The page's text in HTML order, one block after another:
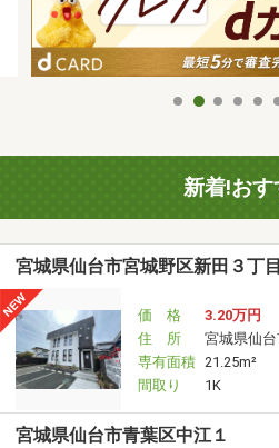
新着!おす
宮城県仙台市宮城野区新田３丁目
価 格
3.20万円
住 所
宮城県仙
専有面積 21.25m²
間取り
1K
宮城県仙台市青葉区中江１